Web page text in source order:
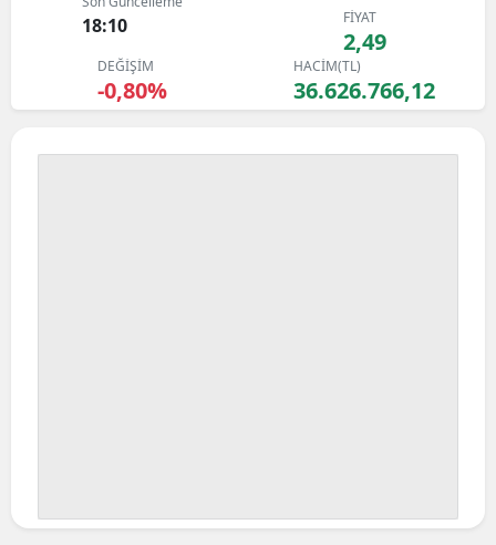
Bingöl
Bitlis
Bolu
Edirne
18:10 FİYAT
2,49
DEĞİŞİM
-0,80%
HACİM(TL)
36.626.766,12